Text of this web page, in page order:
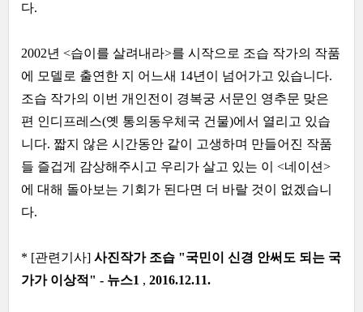
다.
2002년 <습이를 살려내라>를 시작으로 조습 작가의 작품
에 모델로 출연한 지 어느새 14년이 넘어가고 있습니다.
조습 작가의 이번 개인전이 경복궁 서문인 영추문 맞은
편 인디프레스(옛 통의동우체국 건물)에서 열리고 있습
니다. 짧지 않은 시간동안 같이 고생하며 만들어진 작품
들 즐겁게 감상해주시고 우리가 살고 있는 이 <네이션>
에 대해 돌아보는 기회가 된다면 더 바랄 것이 없겠습니
다.
* [관련기사] 사진작가 조습 "국민이 신경 안써도 되는 국
가가 이상적" - 뉴스1 , 2016.12.11.